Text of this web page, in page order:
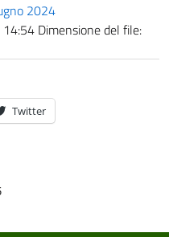
2024
Dimensione del file:
Twitter